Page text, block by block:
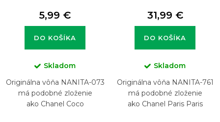
5,99 €
DO KOŠÍKA
Skladom
Originálna vôňa NANITA-073
má podobné zloženie
ako Chanel Coco
31,99 €
DO KOŠÍKA
Skladom
Originálna vôňa NANITA-761
má podobné zloženie
ako Chanel Paris Paris